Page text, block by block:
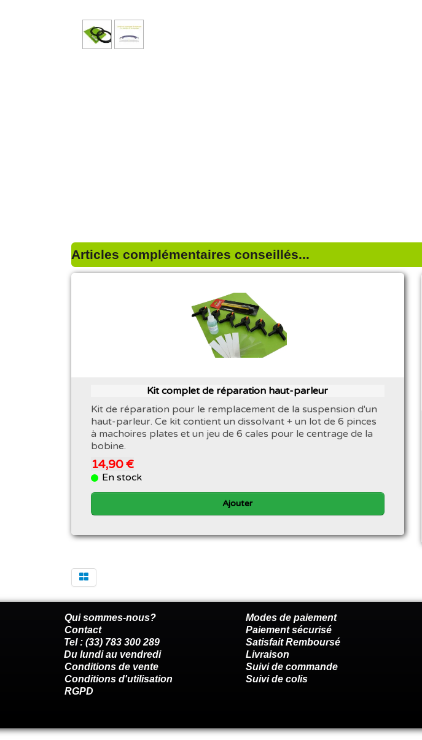
Articles complémentaires conseillés...
Kit complet de réparation haut-parleur
Kit de réparation pour le remplacement de la suspension d'un
haut-parleur. Ce kit contient un dissolvant + un lot de 6 pinces
à machoires plates et un jeu de 6 cales pour le centrage de la
bobine.
14,90 €
En stock
Ajouter
Qui sommes-nous?
Contact
Tel : (33) 783 300 289
Du lundi au vendredi
Conditions de vente
Conditions d'utilisation
RGPD
Modes de paiement
Paiement sécurisé
Satisfait Remboursé
Livraison
Suivi de commande
Suivi de colis